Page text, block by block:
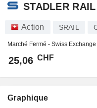
STADLER
Action SRAIL
Marché Fermé - Swiss Exchange
25,06 CHF
Graphique